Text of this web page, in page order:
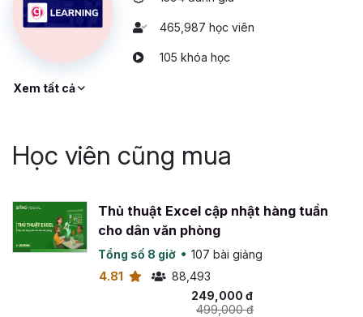
465,987 học viên
105 khóa học
Xem tất cả
Học viên cũng mua
Thủ thuật Excel cập nhật hàng tuần
cho dân văn phòng
Tổng số 8 giờ
107 bài giảng
4.81
88,493
249,000 đ
499,000 đ